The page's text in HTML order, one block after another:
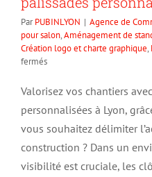
ParPUBINLYON | Agence de
pour salon,Aménagement de
Création logo et charte graphique,
ferméssur
vos
avec
des
personnalisées
Valorisez vos chantiers
personnalisées à Lyon,
vous souhaitez délimiter
construction ? Dans un
visibilité est cruciale, les